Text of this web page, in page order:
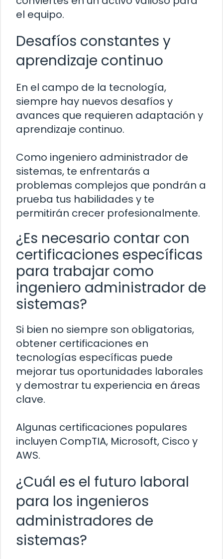
el equipo.
Desafíos constantes y
aprendizaje continuo
En el campo de la tecnología,
siempre hay nuevos desafíos y
avances que requieren adaptación y
aprendizaje continuo.
Como ingeniero administrador de
sistemas, te enfrentarás a
problemas complejos que pondrán a
prueba tus habilidades y te
permitirán crecer profesionalmente.
¿Es necesario contar con
certificaciones específicas
para trabajar como
ingeniero administrador de
sistemas?
Si bien no siempre son obligatorias,
obtener certificaciones en
tecnologías específicas puede
mejorar tus oportunidades laborales
y demostrar tu experiencia en áreas
clave.
Algunas certificaciones populares
incluyen CompTIA, Microsoft, Cisco y
AWS.
¿Cuál es el futuro laboral
para los ingenieros
administradores de
sistemas?